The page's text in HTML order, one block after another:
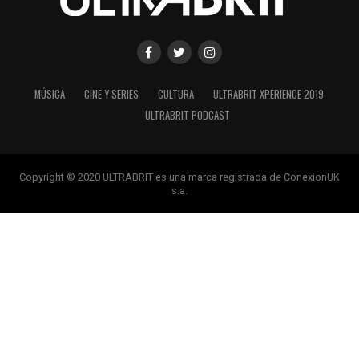
MÚSICA CINE Y SERIES CULTURA
ULTRABRIT XPERIENCE 2019
ULTRABRIT PODCAST
Copyright © 2020 ULTRABRIT es una marca registrada de ConexionUK
s.a.